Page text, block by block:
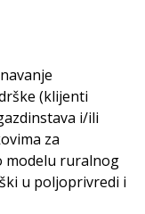
(klijenti
i/ili
za
modelu ruralnog
u poljoprivredi i